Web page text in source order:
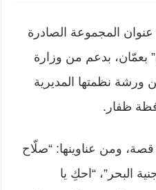
المجموعة الصادرة
بعمّان، بدعم من وزارة
ورشة نظمتها المديرية
ظفار.
وتشتمل المجموعة على 21 قصة، ومن عناوينها: “صلّاح
البحر”، “احكِ يا